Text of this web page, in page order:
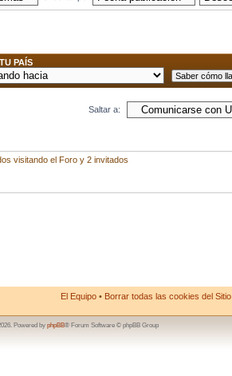
PAÍS
Saltar a:
visitando el Foro y 2 invitados
El Equipo • Borrar todas las cookies del Sitio
Powered by phpBB® Forum Software © phpBB Group